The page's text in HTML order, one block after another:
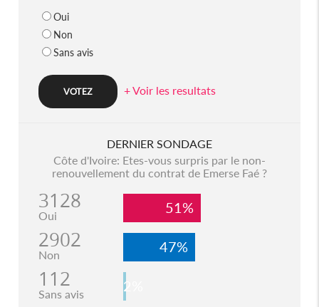
Oui
Non
Sans avis
+ Voir les resultats
DERNIER SONDAGE
Côte d'Ivoire: Etes-vous surpris par le non-
renouvellement du contrat de Emerse Faé ?
3128
Oui 51%
2902
Non 47%
112
Sans avis 2%